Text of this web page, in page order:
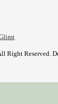
Right Reserved.